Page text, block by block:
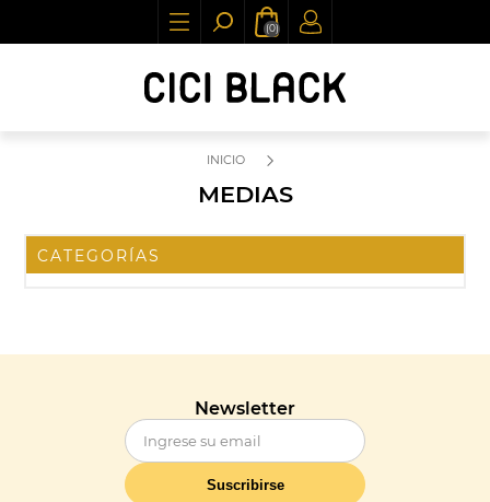
(0)
INICIO
MEDIAS
CATEGORÍAS
Newsletter
Suscribirse